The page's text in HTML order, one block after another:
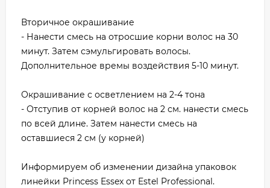
Вторичное окрашивание
- Нанести смесь на отросшие корни волос на 30
минут. Затем сэмульгировать волосы.
Дополнительное времы воздействия 5-10 минут.
Окрашивание с осветлением на 2-4 тона
- Отступив от корней волос на 2 см. нанести смесь
по всей длине. Затем нанести смесь на
оставшиеся 2 см (у корней)
Информируем об изменении дизайна упаковок
линейки Princess Essex от Estel Professional.